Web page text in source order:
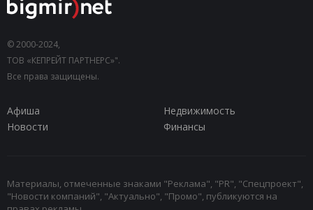
© 2000-2024,
ТОВ «КЕПРЕЙТ ПАРТНЕРС»".
Все права защищены.
Афиша
Недвижимость
Новости
Финансы
Материалы, отмеченные знаками "Реклама", "PR", "Спецпроект",
"Новости компаний", "Актуально", "Промо", публикуются на